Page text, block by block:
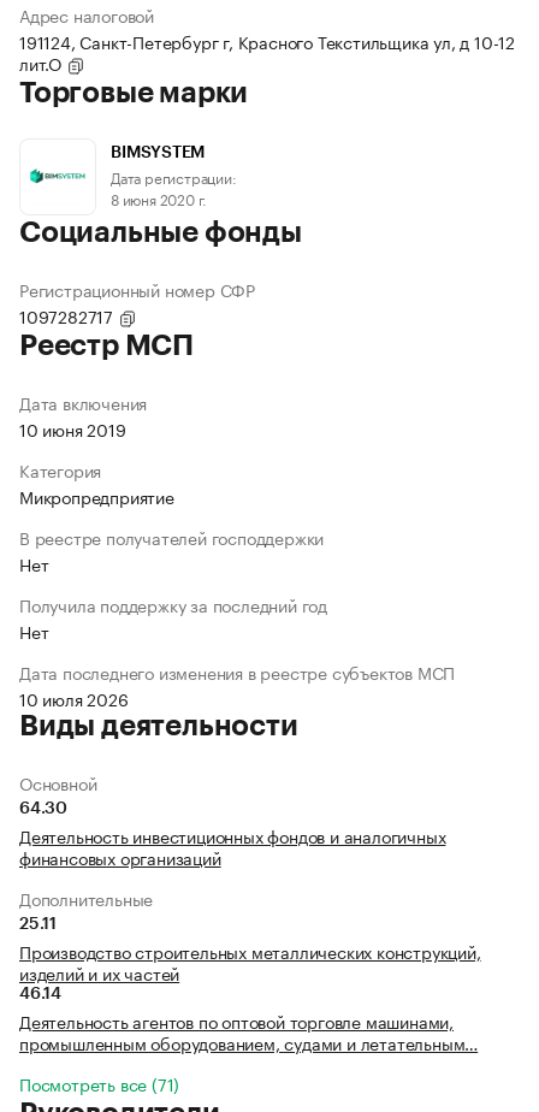
Адрес налоговой
191124, Санкт-Петербург г, Красного Текстильщика ул, д 10-12
лит.О
Торговые марки
BIMSYSTEM
Дата регистрации:
8 июня 2020 г.
Социальные фонды
Регистрационный номер СФР
1097282717
Реестр МСП
Дата включения
10 июня 2019
Категория
Микропредприятие
В реестре получателей господдержки
Нет
Получила поддержку за последний год
Нет
Дата последнего изменения в реестре субъектов МСП
10 июля 2026
Виды деятельности
Основной
64.30
Деятельность инвестиционных фондов и аналогичных
финансовых организаций
Дополнительные
25.11
Производство строительных металлических конструкций,
изделий и их частей
46.14
Деятельность агентов по оптовой торговле машинами,
промышленным оборудованием, судами и летательным…
Посмотреть все (71)